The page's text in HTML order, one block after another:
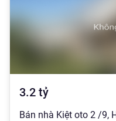
3.2 tỷ